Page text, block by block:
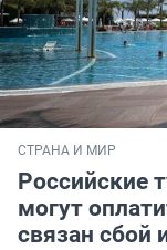
СТРАНА И МИР
Российские
могут
связан сбой